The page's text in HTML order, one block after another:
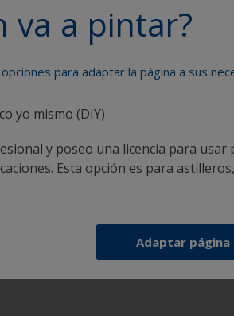
va a pintar?
para adaptar la página a sus
yo mismo (DIY)
y poseo una licencia para
Esta opción es para
Adaptar página
su embarcación
confianza